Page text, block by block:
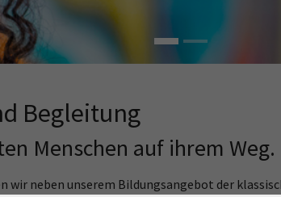
Begleitung
Menschen auf ihrem Weg.
wir neben unserem Bildungsangebot der